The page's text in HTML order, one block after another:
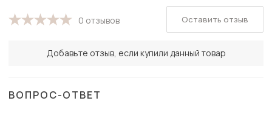
0 отзывов
Добавьте отзыв, если купили данный товар
Оставить отзыв
ВОПРОС-ОТВЕТ